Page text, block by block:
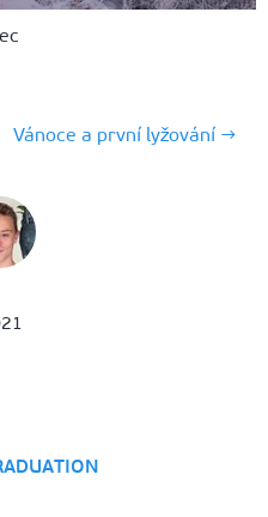
Vánoce a první lyžování →